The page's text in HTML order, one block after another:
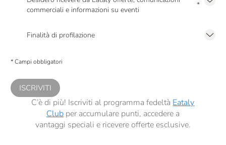
commerciali e informazioni su eventi
*
Finalità di profilazione
comunicazioni commerciali personalizzate, in caso di consenso prestato ai
* Campi obbligatori
ISCRIVITI
C’è di più! Iscriviti al programma fedeltà Eataly
Clubper accumulare punti, accedere a
vantaggi speciali e ricevere offerte esclusive.